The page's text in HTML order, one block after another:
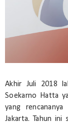
Akhir Juli 2018
Soekarno Hatta
yang
Jakarta. Tahun ini